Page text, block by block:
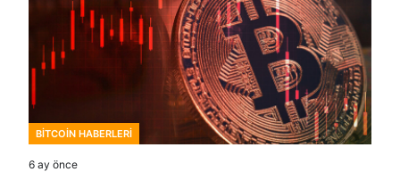
BITCOIN HABERLERI
6 ay önce